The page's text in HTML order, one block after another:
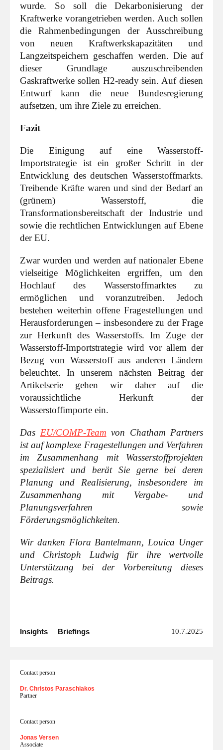
wurde. So soll die Dekarbonisierung der
Kraftwerke vorangetrieben werden. Auch sollen
die Rahmenbedingungen der Ausschreibung
von neuen Kraftwerkskapazitäten und
Langzeitspeichern geschaffen werden. Die auf
dieser Grundlage auszuschreibenden
Gaskraftwerke sollen H2-ready sein. Auf diesen
Entwurf kann die neue Bundesregierung
aufsetzen, um ihre Ziele zu erreichen.
Fazit
Die Einigung auf eine Wasserstoff-
Importstrategie ist ein großer Schritt in der
Entwicklung des deutschen Wasserstoffmarkts.
Treibende Kräfte waren und sind der Bedarf an
(grünem) Wasserstoff, die
Transformationsbereitschaft der Industrie und
sowie die rechtlichen Entwicklungen auf Ebene
der EU.
Zwar wurden und werden auf nationaler Ebene
vielseitige Möglichkeiten ergriffen, um den
Hochlauf des Wasserstoffmarktes zu
ermöglichen und voranzutreiben. Jedoch
bestehen weiterhin offene Fragestellungen und
Herausforderungen – insbesondere zu der Frage
zur Herkunft des Wasserstoffs. Im Zuge der
Wasserstoff-Importstrategie wird vor allem der
Bezug von Wasserstoff aus anderen Ländern
beleuchtet. In unserem nächsten Beitrag der
Artikelserie gehen wir daher auf die
voraussichtliche Herkunft der
Wasserstoffimporte ein.
Das EU/COMP-Team von Chatham Partners
ist auf komplexe Fragestellungen und Verfahren
im Zusammenhang mit Wasserstoffprojekten
spezialisiert und berät Sie gerne bei deren
Planung und Realisierung, insbesondere im
Zusammenhang mit Vergabe- und
Planungsverfahren sowie
Förderungsmöglichkeiten.
Wir danken Flora Bantelmann, Louica Unger
und Christoph Ludwig für ihre wertvolle
Unterstützung bei der Vorbereitung dieses
Beitrags.
Insights Briefings 10.7.2025
Contact person
Dr. Christos Paraschiakos
Partner
Contact person
Jonas Versen
Associate